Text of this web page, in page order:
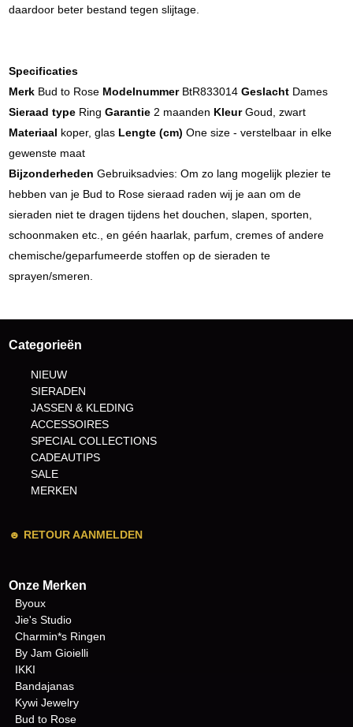
daardoor beter bestand tegen slijtage.
Specificaties
MerkBud to Rose ModelnummerBtR833014 GeslachtDames
Sieraad typeRing Garantie 2 maanden KleurGoud, zwart
Materiaal koper, glas Lengte (cm) One size - verstelbaar in elke
gewenste maat
Bijzonderheden Gebruiksadvies: Om zo lang mogelijk plezier te
hebben van je Bud to Rose sieraad raden wij je aan om de
sieraden niet te dragen tijdens het douchen, slapen, sporten,
schoonmaken etc., en géén haarlak, parfum, cremes of andere
chemische/geparfumeerde stoffen op de sieraden te
sprayen/smeren.
Categorieën
NIEUW
SIERADEN
JASSEN & KLEDING
ACCESSOIRES
SPECIAL COLLECTIONS
CADEAUTIPS
SALE
MERKEN
☻ RETOUR AANMELDEN
Onze Merken
Byoux
Jie's Studio
Charmin*s Ringen
By Jam Gioielli
IKKI
Bandajanas
Kywi Jewelry
Bud to Rose